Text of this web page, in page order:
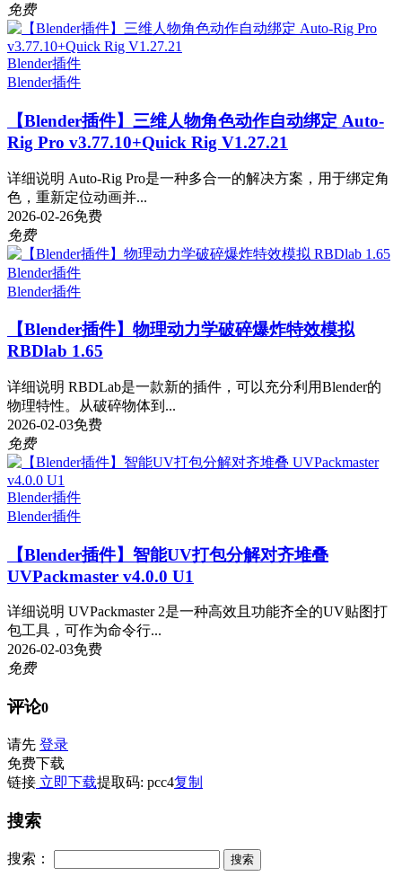
免费
Blender插件
Blender插件
【Blender插件】三维人物角色动作自动绑定 Auto-
Rig Pro v3.77.10+Quick Rig V1.27.21
详细说明 Auto-Rig Pro是一种多合一的解决方案，用于绑定角
色，重新定位动画并...
2026-02-26免费
免费
Blender插件
Blender插件
【Blender插件】物理动力学破碎爆炸特效模拟
RBDlab 1.65
详细说明 RBDLab是一款新的插件，可以充分利用Blender的
物理特性。从破碎物体到...
2026-02-03免费
免费
Blender插件
Blender插件
【Blender插件】智能UV打包分解对齐堆叠
UVPackmaster v4.0.0 U1
详细说明 UVPackmaster 2是一种高效且功能齐全的UV贴图打
包工具，可作为命令行...
2026-02-03免费
免费
评论0
请先 登录
免费下载
链接 立即下载提取码: pcc4复制
搜索
搜索：